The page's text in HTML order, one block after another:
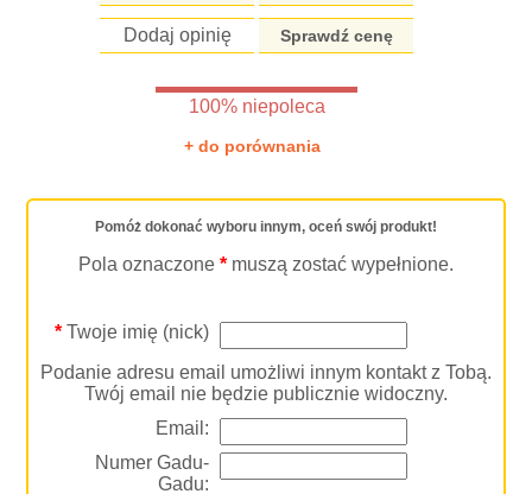
Dodaj opinię Sprawdź cenę
100% niepoleca
+ do porównania
Pomóż dokonać wyboru innym, oceń swój produkt!
Pola oznaczone * muszą zostać wypełnione.
*Twoje imię (nick)
Podanie adresu email umożliwi innym kontakt z Tobą.
Twój email nie będzie publicznie widoczny.
Email:
Numer Gadu-
Gadu: